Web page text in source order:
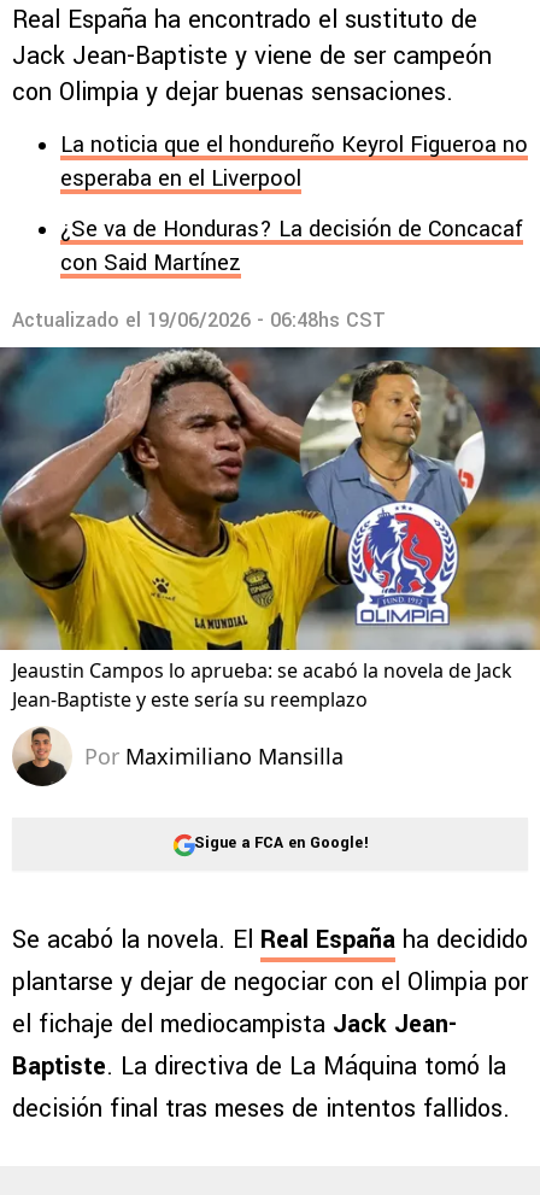
Real España ha encontrado el sustituto de
Jack Jean-Baptiste y viene de ser campeón
con Olimpia y dejar buenas sensaciones.
La noticia que el hondureño Keyrol Figueroa no
esperaba en el Liverpool
¿Se va de Honduras? La decisión de Concacaf
con Said Martínez
Actualizado el 19/06/2026 - 06:48hs CST
Jeaustin Campos lo aprueba: se acabó la novela de Jack
Jean-Baptiste y este sería su reemplazo
Por Maximiliano Mansilla
Sigue a FCA en Google!
Se acabó la novela. El Real España ha decidido
plantarse y dejar de negociar con el Olimpia por
el fichaje del mediocampista Jack Jean-
Baptiste. La directiva de La Máquina tomó la
decisión final tras meses de intentos fallidos.